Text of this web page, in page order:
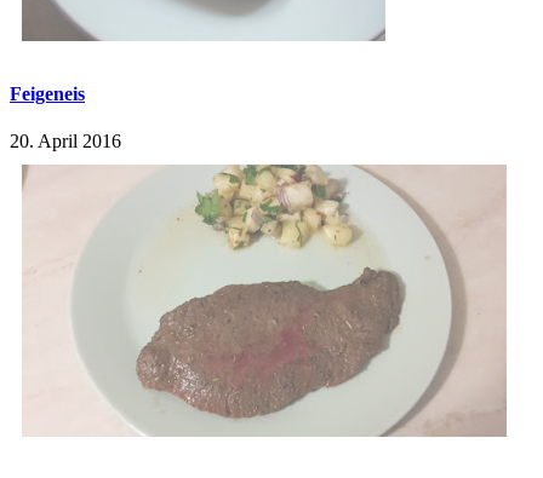
Feigeneis
20. April 2016